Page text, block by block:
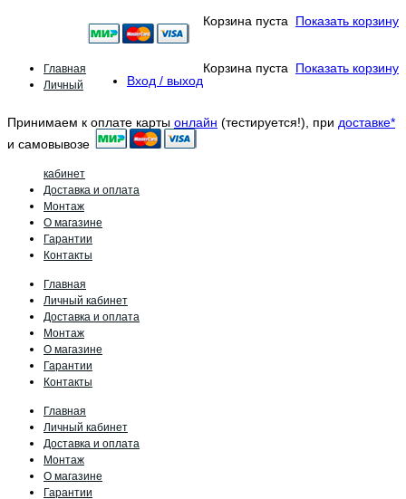
Корзина пуста Показать корзину
Корзина пуста
Показать корзину
Вход / выход
Принимаем к оплате карты онлайн (тестируется!), при доставке*
и самовывозе
Главная
Личный
кабинет
Доставка и оплата
Монтаж
О магазине
Гарантии
Контакты
Главная
Личный кабинет
Доставка и оплата
Монтаж
О магазине
Гарантии
Контакты
Главная
Личный кабинет
Доставка и оплата
Монтаж
О магазине
Гарантии